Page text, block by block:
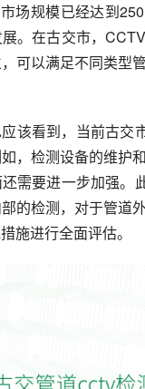
场规模已经达到
。在古交市，
可以满足不同类型
该看到，当前古交
，检测设备的维护
需要进一步加强。
的检测，对于管道
施进行全面评估。